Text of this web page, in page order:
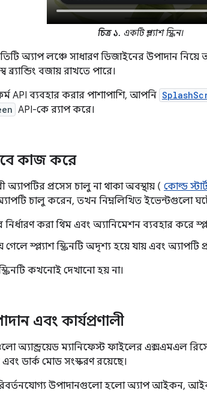
চিত্র ১. একটি স্প্ল্যাশ স্ক্রিন।
প্রতিটি অ্যাপ লঞ্চে সাধারণ ডিজাইনের উপাদান
বজায় রাখতে পারে।
API ব্যবহার করার পাশাপাশি, আপনি
API-কে র‍্যাপ করে।
কাজ করে
প্রসেস চালু না থাকা অবস্থায় ( কোল্ড
চালু করেন, তখন নিম্নলিখিত ইভেন্টগুলো
করা থিম এবং অ্যানিমেশন ব্যবহার করে
গেলে স্প্ল্যাশ স্ক্রিনটি অদৃশ্য হয়ে যায় এবং অ্যাপটি
কখনোই দেখানো হয় না।
এবং কার্যপ্রণালী
অ্যান্ড্রয়েড ম্যানিফেস্ট ফাইলের এক্সএমএল
ডার্ক মোড সংস্করণ রয়েছে।
উপাদানগুলো হলো অ্যাপ আইকন,